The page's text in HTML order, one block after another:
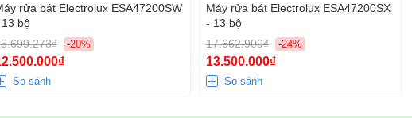
rửa bát Electrolux ESA47200SW
bộ
-20%
So sánh
Máy rửa bát Electrolux ESA47200SX
- 13 bộ
17.662.909₫
-24%
13.500.000₫
So sánh